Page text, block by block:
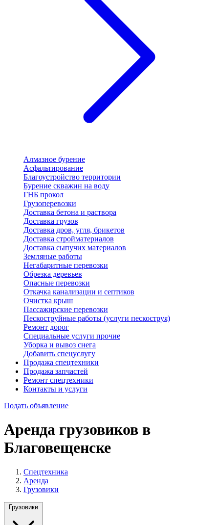
Алмазное бурение
Асфальтирование
Благоустройство территории
Бурение скважин на воду
ГНБ прокол
Грузоперевозки
Доставка бетона и раствора
Доставка грузов
Доставка дров, угля, брикетов
Доставка стройматериалов
Доставка сыпучих материалов
Земляные работы
Негабаритные перевозки
Обрезка деревьев
Опасные перевозки
Откачка канализации и септиков
Очистка крыш
Пассажирские перевозки
Пескоструйные работы (услуги пескоструя)
Ремонт дорог
Специальные услуги прочие
Уборка и вывоз снега
Добавить спецуслугу
Продажа спецтехники
Продажа запчастей
Ремонт спецтехники
Контакты и услуги
Подать объявление
Аренда грузовиков в
Благовещенске
Спецтехника
Аренда
Грузовики
Грузовики